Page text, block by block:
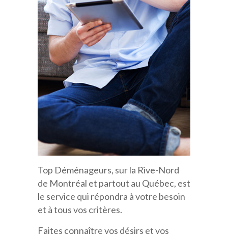
Top Déménageurs, sur la Rive-Nord
de Montréal et partout au Québec, est
le service qui répondra à votre besoin
et à tous vos critères.
Faites connaître vos désirs et vos